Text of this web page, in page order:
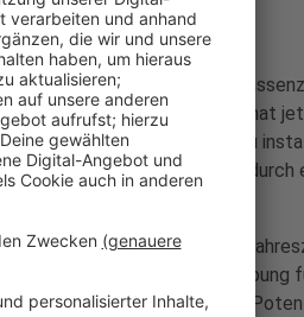
hat bisher Luftfilter in den
Stadt Bergisch Gladbach hat
in allen Räumen Luftfilter zu
diese Altersgruppe kann durch
Begründung.
mit Blick auf die kalte
beginnt nun mit der Ausschreibung
angeschafft werden.